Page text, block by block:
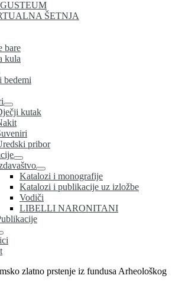
ŠETNJA
bare
kula
bedemi
kutak
pribor
Katalozi i monografije
Katalozi i publikacije uz izložbe
Vodiči
LIBELLI NARONITANI
zlatno prstenje iz fundusa Arheološkog